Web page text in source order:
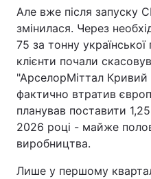
Але вже після запуску
змінилася. Через
75 за тонну української
клієнти почали
"АрселорМіттал Кривий
фактично втратив
планував поставити
2026 році - майже
виробництва.
Лише у першому